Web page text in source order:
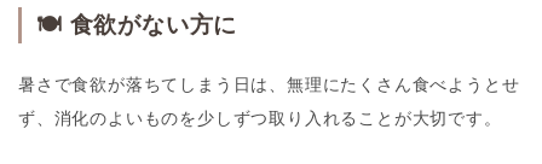
🍽 食欲がない方に
暑さで食欲が落ちてしまう日は、無理にたくさん食べようとせ
ず、消化のよいものを少しずつ取り入れることが大切です。